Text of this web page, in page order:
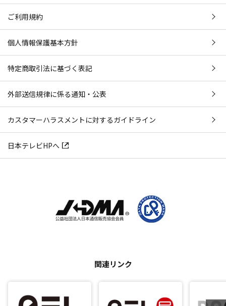
ご利用規約
個人情報保護基本方針
特定商取引法に基づく表記
外部送信規律に係る通知・公表
カスタマーハラスメントに対するガイドライン
日本テレビHPへ
関連リンク